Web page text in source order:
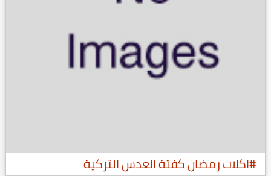
#اكلات رمضان كفتة العدس التركية